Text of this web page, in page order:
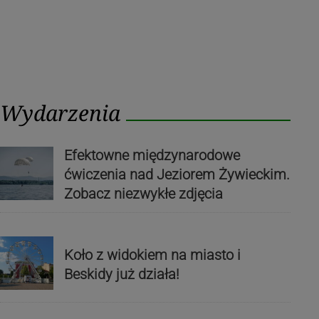
Wydarzenia
Efektowne międzynarodowe
ćwiczenia nad Jeziorem Żywieckim.
Zobacz niezwykłe zdjęcia
Koło z widokiem na miasto i
Beskidy już działa!